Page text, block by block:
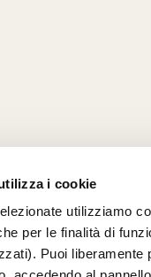
i cookie
utilizziamo
per le finalità di
Puoi